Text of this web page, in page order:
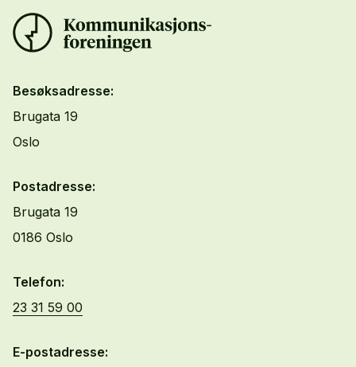
Besøksadresse:
Brugata 19
Oslo
Postadresse:
Brugata 19
0186 Oslo
Telefon:
23 31 59 00
E-postadresse: